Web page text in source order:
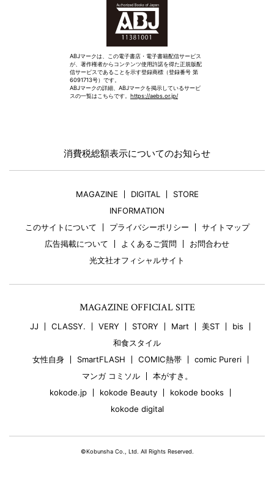
ABJマークは、この電子書店・電子書籍配信サービス
が、著作権者からコンテンツ使用許諾を得た正規版配
信サービスであることを示す登録商標（登録番号 第
6091713号）です。
ABJマークの詳細、ABJマークを掲示しているサービ
スの一覧はこちらです。 https://aebs.or.jp/
消費税総額表示についてのお知らせ
MAGAZINE DIGITAL
STORE
INFORMATION
このサイトについて
プライバシーポリシー
サイトマップ
広告掲載について
よくあるご質問
お問合わせ
光文社オフィシャルサイト
MAGAZINE OFFICIAL SITE
JJ CLASSY. VERY STORY Mart 美ST
bis
和食スタイル
女性自身
SmartFLASH COMIC熱帯
comic Pureri
マンガ コミソル
本がすき。
kokode.jp
kokode Beauty
kokode books
kokode digital
©Kobunsha Co., Ltd. All Rights Reserved.